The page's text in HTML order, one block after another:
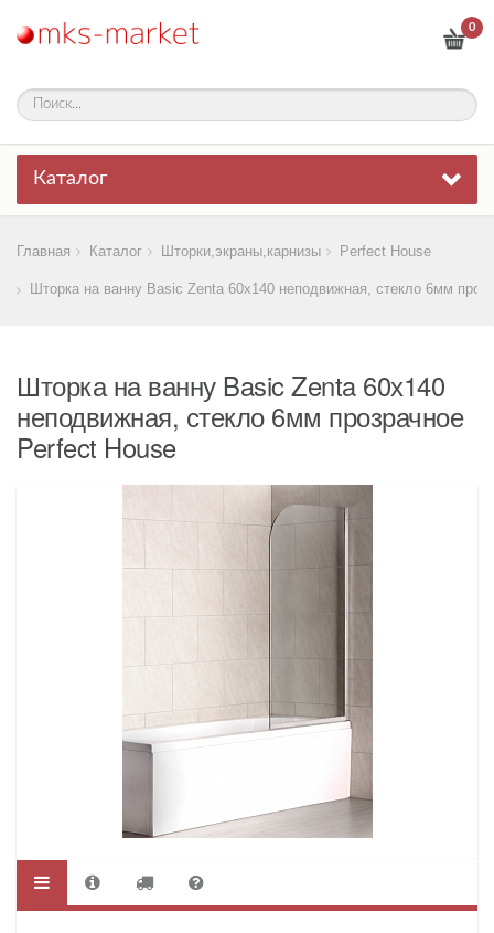
0
Каталог
Главная Каталог Шторки,экраны,карнизы Perfect House
Шторка на ванну Basic Zenta 60х140 неподвижная, стекло 6мм
Шторка на ванну Basic Zenta 60х140
неподвижная, стекло 6мм прозрачное
Perfect House